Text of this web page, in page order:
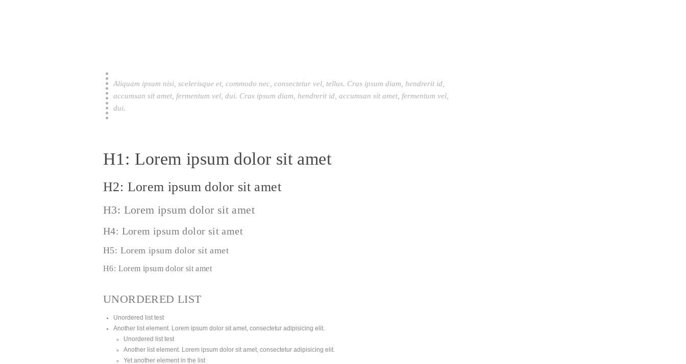
Aliquam ipsum nisi, scelerisque et, commodo nec, consectetur vel, tellus. Cras ipsum diam, hendrerit id,
accumsan sit amet, fermentum vel, dui. Cras ipsum diam, hendrerit id, accumsan sit amet, fermentum vel,
dui.
H1: Lorem ipsum dolor sit amet
H2: Lorem ipsum dolor sit amet
H3: Lorem ipsum dolor sit amet
H4: Lorem ipsum dolor sit amet
H5: Lorem ipsum dolor sit amet
H6: Lorem ipsum dolor sit amet
UNORDERED LIST
Unordered list test
Another list element. Lorem ipsum dolor sit amet, consectetur adipisicing elit.
Unordered list test
Another list element. Lorem ipsum dolor sit amet, consectetur adipisicing elit.
Yet another element in the list